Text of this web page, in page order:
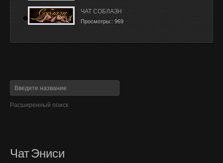
ЧАТ СОБЛАЗН
Просмотры:: 969
Расширенный поиск
Чат Эниси